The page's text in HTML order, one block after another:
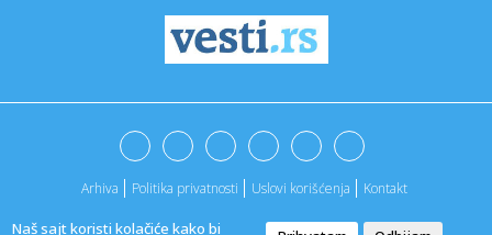
Naš sajt koristi kolačiće kako bi
"Nikome dosad ovo nisam rekla!" Ani Radulović dečko
"Ukrajina nije priznala tzv. Kosovo" Vučić: Srbija podržava
13:17:Srbija i Ukrajina podižu saradnju na viši nivo: Trgovinska
Arhiva Politika privatnosti Uslovi korišćenja Kontakt